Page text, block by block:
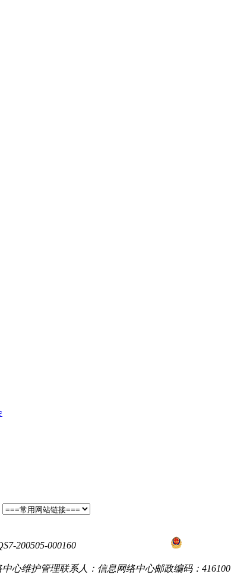
200505-000160
心维护管理联系人：信息网络中心邮政编码：416100